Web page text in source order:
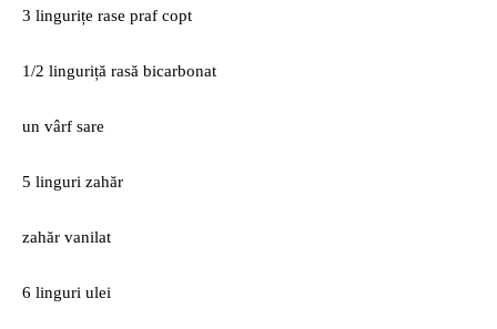
3 lingurițe rase praf copt
1/2 linguriță rasă bicarbonat
un vârf sare
5 linguri zahăr
zahăr vanilat
6 linguri ulei